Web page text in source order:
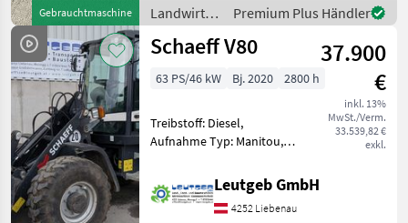
Gebrauchtmaschine
Kundendienst
durchgeführt, (A)
Landwirtsch. Mo
Landwirtsch.
Motorfahrzeuge
/ Schäffer
Premium Plus Händler
Schaeff V80
37.900
€
inkl. 13%
MwSt./Verm.
33.539,82 €
exkl.
63 PS/46 kW Bj. 2020 2800 h
Treibstoff: Diesel,
Aufnahme Typ: Manitou,
Hydrostatgetriebe, hydr.
Geräteverriegelung, Kabine,
Schnellwechselrahmen,
Leutgeb GmbH
4252 Liebenau